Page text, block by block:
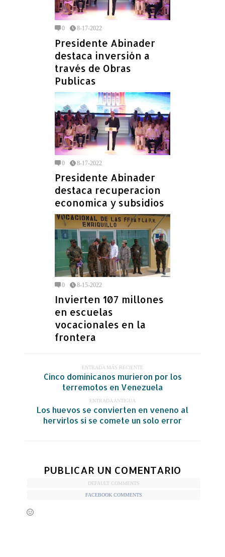
0 8-17-2022
Presidente Abinader
destaca inversión a
través de Obras
Publicas
0 8-17-2022
Presidente Abinader
destaca recuperacion
economica y subsidios
0 8-15-2022
Invierten 107 millones
en escuelas
vocacionales en la
frontera
ENTRADA MÁS RECIENTE
Cinco dominicanos murieron por los
terremotos en Venezuela
ENTRADA ANTIGUA
Los huevos se convierten en veneno al
hervirlos si se comete un solo error
PUBLICAR UN COMENTARIO
DEFAULT COMMENTS
FACEBOOK COMMENTS